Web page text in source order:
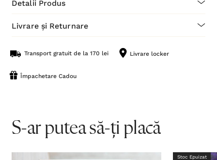
Detalii Produs
Livrare și Returnare
Transport gratuit de la 170 lei Livrare locker
Împachetare Cadou
S-ar putea să-ți placă
Stoc Epuizat